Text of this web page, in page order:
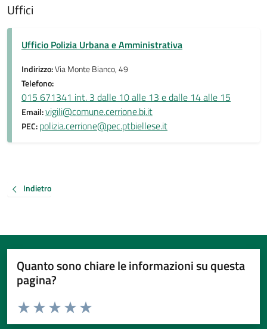
Uffici
Ufficio Polizia Urbana e Amministrativa
Indirizzo:Via Monte Bianco, 49
Telefono:
015 671341 int. 3 dalle 10 alle 13 e dalle 14 alle 15
Email:vigili@comune.cerrione.bi.it
PEC:polizia.cerrione@pec.ptbiellese.it
Indietro
Quanto sono chiare le informazioni su questa
pagina?
Valuta da 1 a 5 stelle la pagina
Valuta 5 stelle su 5
Valuta 4 stelle su 5
Valuta 3 stelle su 5
Valuta 2 stelle su 5
Valuta 1 stelle su 5